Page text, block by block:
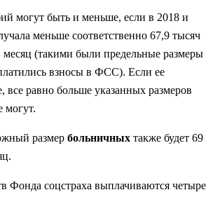
могут быть и меньше, если в 2018 и
меньше соответственно 67,9 тысяч
месяц (такими были предельные размеры
взносы в ФСС). Если ее
все равно больше указанных размеров
могут.
размер больничных также будет 69
Фонда соцстраха выплачиваются четыре